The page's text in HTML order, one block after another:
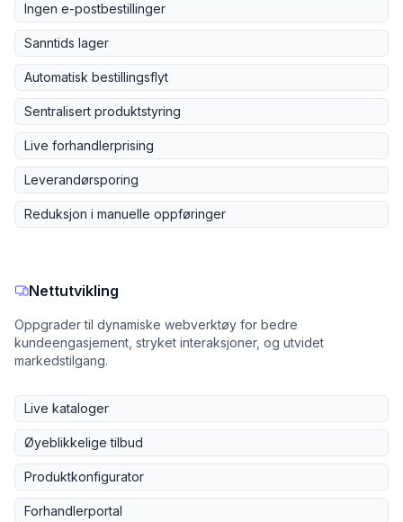
Ingen e-postbestillinger
Sanntids lager
Automatisk bestillingsflyt
Sentralisert produktstyring
Live forhandlerprising
Leverandørsporing
Reduksjon i manuelle oppføringer
Nettutvikling
Oppgrader til dynamiske webverktøy for bedre
kundeengasjement, stryket interaksjoner, og utvidet
markedstilgang.
Live kataloger
Øyeblikkelige tilbud
Produktkonfigurator
Forhandlerportal